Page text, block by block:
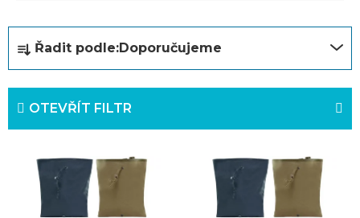
z
e
Řadit podle:Doporučujeme
OTEVŘÍT FILTR